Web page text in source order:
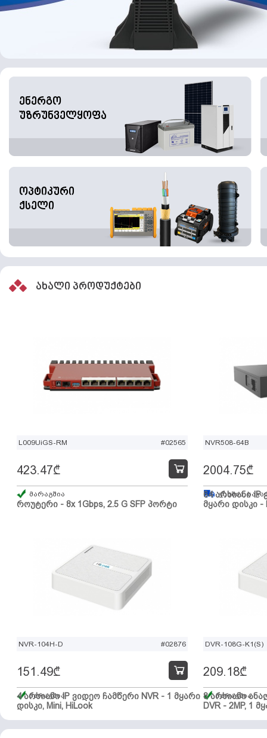
ენერგო
უზრუნველყოფა
ოპტიკური
ქსელი
ახალი პროდუქტები
L009UiGS-RM #02565
როუტერი - 8x 1Gbps, 2.5 G SFP პორტი
423.47₾
მარაგშია
NVR508-64B
64 არხიანი IP
მყარი დისკი -
2004.75₾
გზაშია,
NVR-104H-D #02876
4 არხიანი IP ვიდეო ჩამწერი NVR - 1 მყარი
დისკი, Mini, HiLook
151.49₾
მარაგშია
DVR-108G-K1(S)
8 არხიანი
DVR - 2MP, 1
209.18₾
მარაგშია